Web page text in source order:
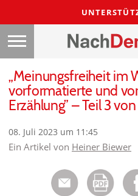
„Meinungsfreiheit im
vorformatierte und
Erzählung” – Teil 3
08. Juli 2023 um 11:45
Ein Artikel von Heiner Biewer